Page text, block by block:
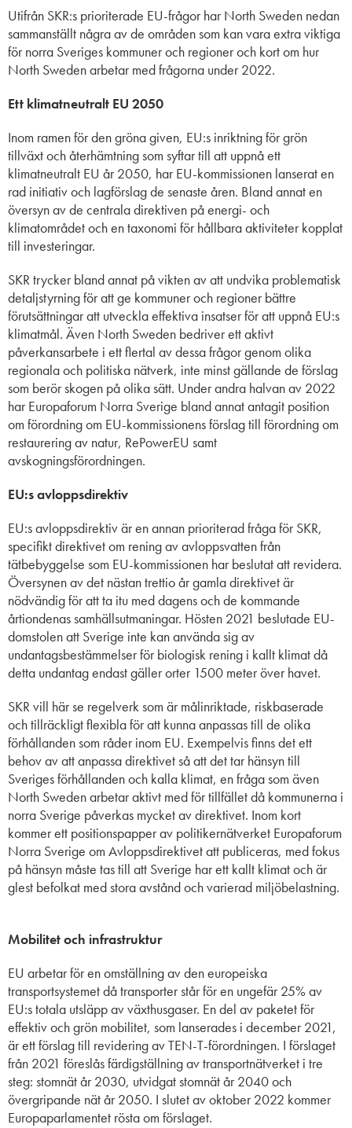
Utifrån SKR:s prioriterade EU-frågor har North Sweden nedan
sammanställt några av de områdensom kan vara extraviktiga
för norra Sveriges kommuner och regioneroch kort om hur
North Sweden arbetar med frågorna under 2022.
Ett klimatneutralt EU 2050
Inom ramen för den gröna given, EU:s inriktning för grön
tillväxt och återhämtning som syftar till att uppnå ett
klimatneutralt EU år 2050, har EU-kommissionen lanserat en
rad initiativ och lagförslag de senaste åren. Bland annat en
översyn av de centrala direktiven på energi- och
klimatområdet och en taxonomi för hållbara aktiviteter kopplat
till investeringar.
SKR trycker bland annat på vikten av att undvika problematisk
detaljstyrning för att ge kommuner och regioner bättre
förutsättningar att utveckla effektiva insatser för att uppnå EU:s
klimatmål. Även North Sweden bedriver ett aktivt
påverkansarbete i ett flertal av dessa frågor genom olika
regionala och politiska nätverk, inte minst gällande de förslag
som berör skogen på olika sätt. Under andra halvan av 2022
har Europaforum Norra Sverige bland annat antagit position
om förordning om EU-kommissionens förslag till förordning om
restaurering av natur, RePowerEU samt
avskogningsförordningen.
EU:s avloppsdirektiv
EU:s avloppsdirektivär en annan prioriterad fråga för SKR,
specifikt direktivet om rening av avloppsvatten från
tätbebyggelse som EU-kommissionen har beslutat att revidera.
Översynen av det nästan trettio år gamla direktivet är
nödvändig för att ta itu med dagens och de kommande
årtiondenas samhällsutmaningar. Hösten 2021 beslutade EU-
domstolen att Sverige inte kan använda sig av
undantagsbestämmelser för biologisk rening i kallt klimat då
detta undantag endast gäller orter 1500 meter över havet.
SKR vill här se regelverk som är målinriktade, riskbaserade
och tillräckligt flexibla för att kunna anpassas till de olika
förhållanden som råder inom EU. Exempelvis finns det ett
behov av att anpassa direktivet så att det tar hänsyn till
Sveriges förhållanden och kalla klimat, en fråga som även
North Sweden arbetar aktivt med för tillfället då kommunerna i
norra Sverige påverkas mycket av direktivet. Inom kort
kommer ett positionspapper av politikernätverket Europaforum
Norra Sverige om Avloppsdirektivet att publiceras, med fokus
på hänsyn måste tas till att Sverige har ett kallt klimat och är
glest befolkat med stora avstånd och varierad miljöbelastning.
Mobilitet och infrastruktur
EU arbetar för en omställning av den europeiska
transportsystemet då transporter står för en ungefär 25% av
EU:s totala utsläpp av växthusgaser. En del av paketet för
effektiv och grön mobilitet, som lanserades i december 2021,
är ett förslag till revidering av TEN-T-förordningen. I förslaget
från 2021 föreslås färdigställning av transportnätverket i tre
steg: stomnät år 2030, utvidgat stomnät år 2040 och
övergripande nät år 2050. I slutet av oktober 2022 kommer
Europaparlamentet rösta om förslaget.